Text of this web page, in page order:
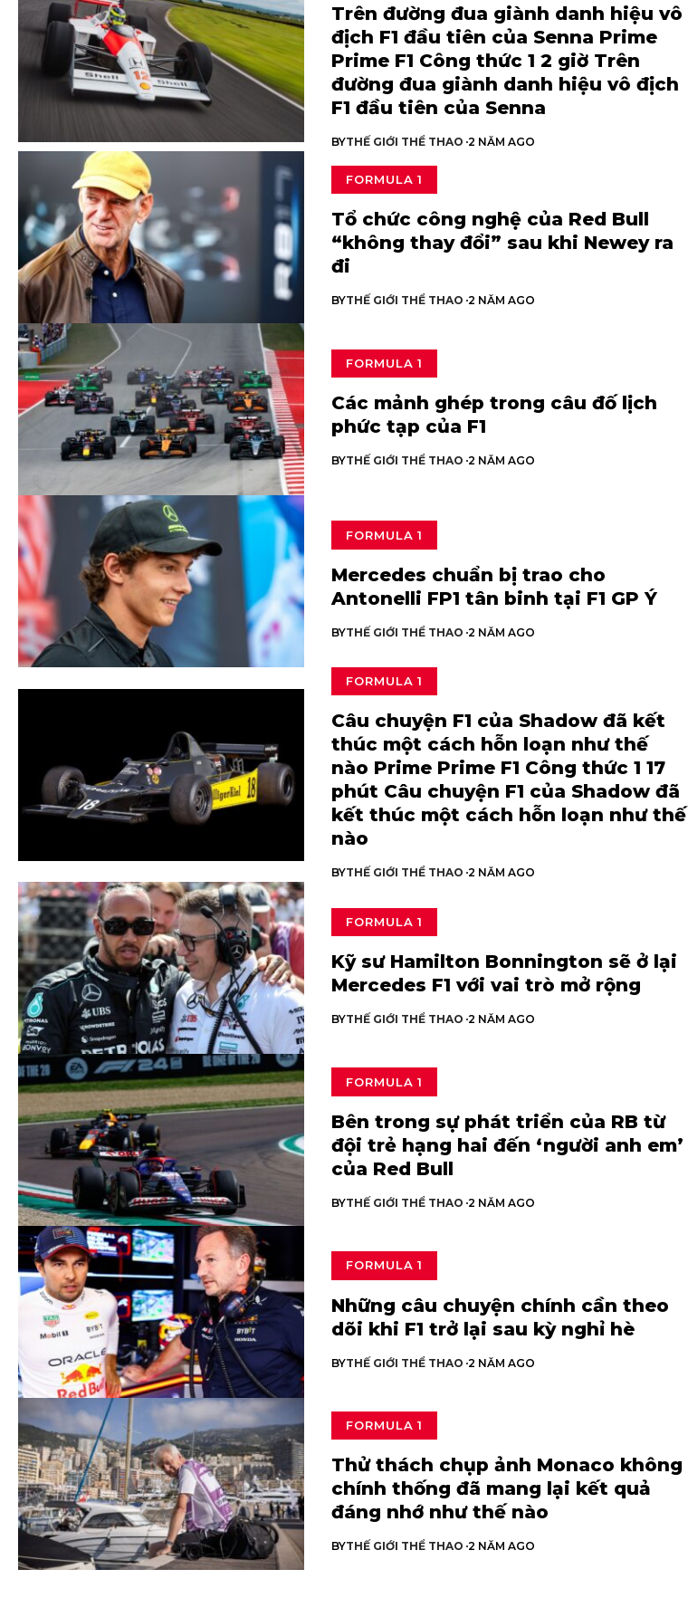
Trên đường đua giành danh hiệu vô
địch F1 đầu tiên của Senna Prime
Prime F1 Công thức 1 2 giờ Trên
đường đua giành danh hiệu vô địch
F1 đầu tiên của Senna
BYTHẾ GIỚI THỂ THAO 2 NĂM AGO
FORMULA 1
Tổ chức công nghệ của Red Bull
“không thay đổi” sau khi Newey ra
đi
BYTHẾ GIỚI THỂ THAO 2 NĂM AGO
FORMULA 1
Các mảnh ghép trong câu đố lịch
phức tạp của F1
BYTHẾ GIỚI THỂ THAO 2 NĂM AGO
FORMULA 1
Mercedes chuẩn bị trao cho
Antonelli FP1 tân binh tại F1 GP Ý
BYTHẾ GIỚI THỂ THAO 2 NĂM AGO
FORMULA 1
Câu chuyện F1 của Shadow đã kết
thúc một cách hỗn loạn như thế
nào Prime Prime F1 Công thức 1 17
phút Câu chuyện F1 của Shadow đã
kết thúc một cách hỗn loạn như thế
nào
BYTHẾ GIỚI THỂ THAO 2 NĂM AGO
FORMULA 1
Kỹ sư Hamilton Bonnington sẽ ở lại
Mercedes F1 với vai trò mở rộng
BYTHẾ GIỚI THỂ THAO 2 NĂM AGO
FORMULA 1
Bên trong sự phát triển của RB từ
đội trẻ hạng hai đến ‘người anh em’
của Red Bull
BYTHẾ GIỚI THỂ THAO 2 NĂM AGO
FORMULA 1
Những câu chuyện chính cần theo
dõi khi F1 trở lại sau kỳ nghỉ hè
BYTHẾ GIỚI THỂ THAO 2 NĂM AGO
FORMULA 1
Thử thách chụp ảnh Monaco không
chính thống đã mang lại kết quả
đáng nhớ như thế nào
BYTHẾ GIỚI THỂ THAO 2 NĂM AGO